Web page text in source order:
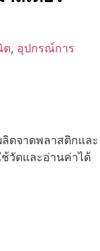
ต, อุปกรณ์การ
ตจาดพลาสติกและ
วัดและอ่านค่าได้